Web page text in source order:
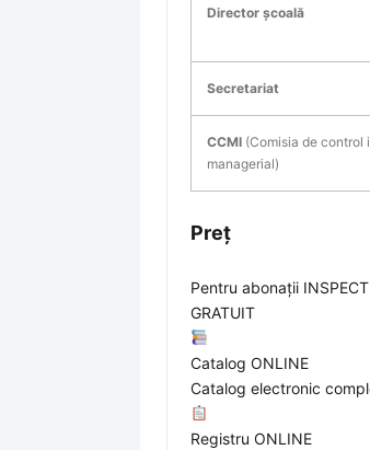
Director școală
Secretariat
CCMI(Comisia de control
managerial)
Preț
Pentru abonații
GRATUIT
Catalog ONLINE
Catalog electronic
Registru ONLINE